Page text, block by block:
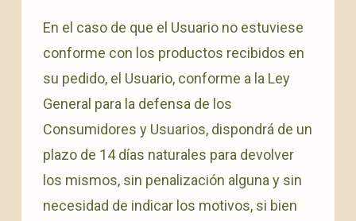
En el caso de que el Usuario no estuviese
conforme con los productos recibidos en
su pedido, el Usuario, conforme a la Ley
General para la defensa de los
Consumidores y Usuarios, dispondrá de un
plazo de 14 días naturales para devolver
los mismos, sin penalización alguna y sin
necesidad de indicar los motivos, si bien